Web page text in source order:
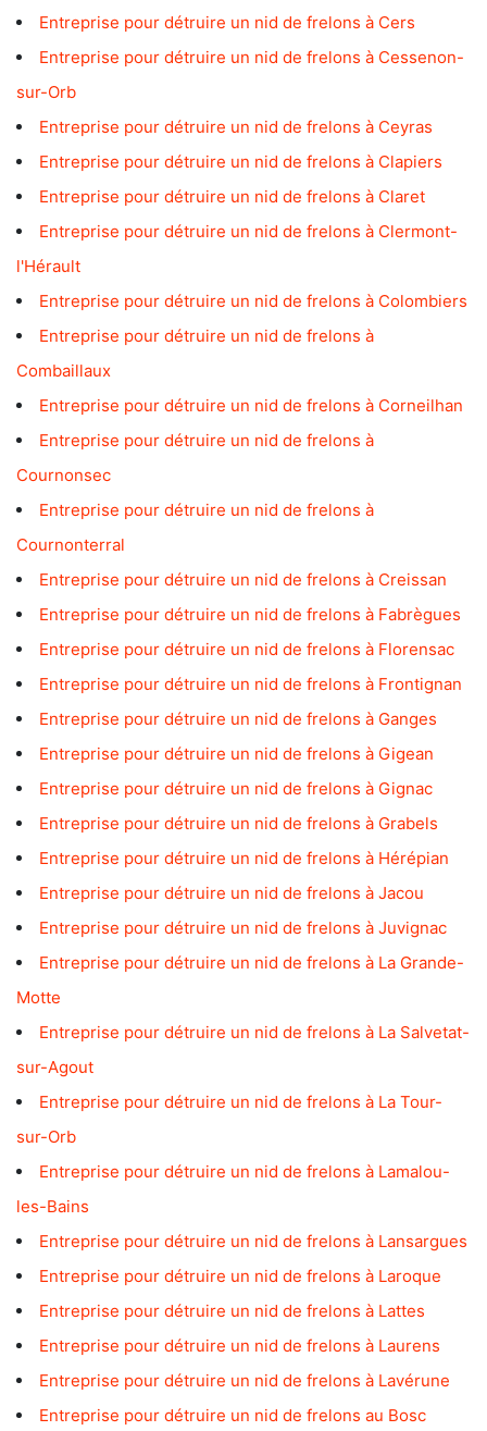
Entreprise pour détruire un nid de frelons à Cers
Entreprise pour détruire un nid de frelons à Cessenon-
sur-Orb
Entreprise pour détruire un nid de frelons à Ceyras
Entreprise pour détruire un nid de frelons à Clapiers
Entreprise pour détruire un nid de frelons à Claret
Entreprise pour détruire un nid de frelons à Clermont-
l'Hérault
Entreprise pour détruire un nid de frelons à Colombiers
Entreprise pour détruire un nid de frelons à
Combaillaux
Entreprise pour détruire un nid de frelons à Corneilhan
Entreprise pour détruire un nid de frelons à
Cournonsec
Entreprise pour détruire un nid de frelons à
Cournonterral
Entreprise pour détruire un nid de frelons à Creissan
Entreprise pour détruire un nid de frelons à Fabrègues
Entreprise pour détruire un nid de frelons à Florensac
Entreprise pour détruire un nid de frelons à Frontignan
Entreprise pour détruire un nid de frelons à Ganges
Entreprise pour détruire un nid de frelons à Gigean
Entreprise pour détruire un nid de frelons à Gignac
Entreprise pour détruire un nid de frelons à Grabels
Entreprise pour détruire un nid de frelons à Hérépian
Entreprise pour détruire un nid de frelons à Jacou
Entreprise pour détruire un nid de frelons à Juvignac
Entreprise pour détruire un nid de frelons à La Grande-
Motte
Entreprise pour détruire un nid de frelons à La Salvetat-
sur-Agout
Entreprise pour détruire un nid de frelons à La Tour-
sur-Orb
Entreprise pour détruire un nid de frelons à Lamalou-
les-Bains
Entreprise pour détruire un nid de frelons à Lansargues
Entreprise pour détruire un nid de frelons à Laroque
Entreprise pour détruire un nid de frelons à Lattes
Entreprise pour détruire un nid de frelons à Laurens
Entreprise pour détruire un nid de frelons à Lavérune
Entreprise pour détruire un nid de frelons au Bosc